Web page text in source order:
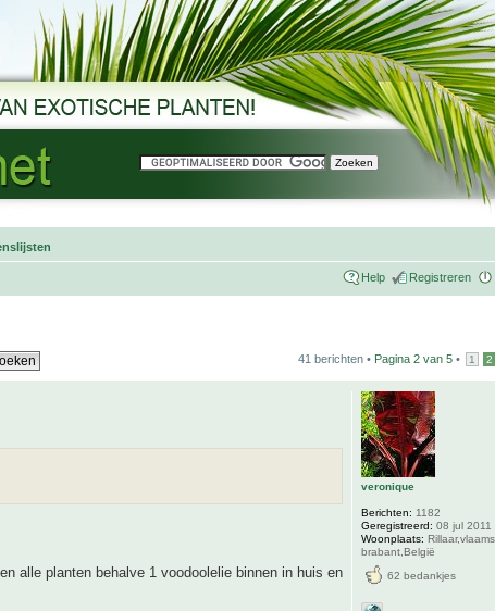
Help Registreren
41 berichten • Pagina 2 van 5 • 1 2
alle planten behalve 1 voodoolelie binnen in huis en
veronique
Berichten: 1182
Geregistreerd: 08 jul 2011
Woonplaats:
brabant,België
62 bedankjes